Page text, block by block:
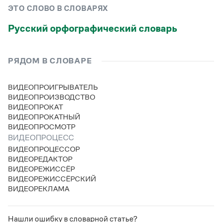
Словари русского языка как государственного
для школьников
Письмовник
Справочник по пунктуации
Словарь-справочник трудностей
Справочник по фразеологии
Азбучные истины
Словарь-справочник непростые слова
Все справочники портала
Новости и события
Словарь русских имён
Словарь методических терминов
(1956)
ЭТО СЛОВО В СЛОВАРЯХ
Русский орфографический словарь
РЯДОМ В СЛОВАРЕ
ВИДЕОПРОИГРЫВАТЕЛЬ
ВИДЕОПРОИЗВОДСТВО
ВИДЕОПРОКАТ
ВИДЕОПРОКАТНЫЙ
ВИДЕОПРОСМОТР
ВИДЕОПРОЦЕСС
ВИДЕОПРОЦЕССОР
ВИДЕОРЕДАКТОР
ВИДЕОРЕЖИССЁР
ВИДЕОРЕЖИССЁРСКИЙ
ВИДЕОРЕКЛАМА
Нашли ошибку в словарной статье?